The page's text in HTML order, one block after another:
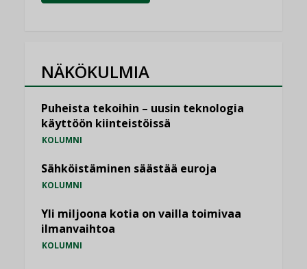
NÄKÖKULMIA
Puheista tekoihin – uusin teknologia
käyttöön kiinteistöissä
KOLUMNI
Sähköistäminen säästää euroja
KOLUMNI
Yli miljoona kotia on vailla toimivaa
ilmanvaihtoa
KOLUMNI